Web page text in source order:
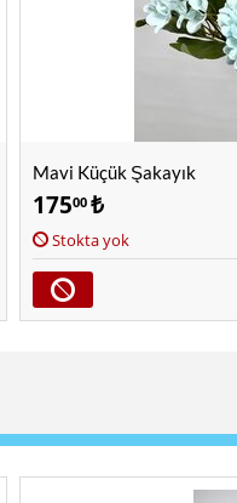
Mavi Küçük Şakayık
17500 ₺
Stokta yok